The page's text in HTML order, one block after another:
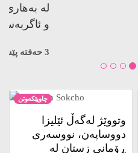
وتووێژ لەگەڵ ئێلیزا
دووساپەن، نووسەری
ڕۆمانی زستان لە
سۆکچۆ